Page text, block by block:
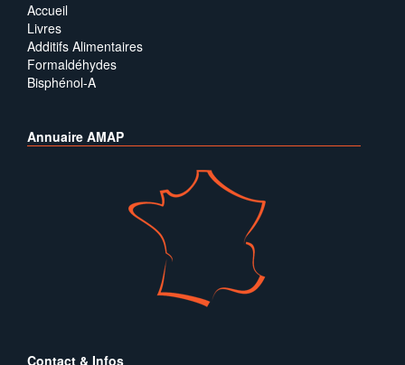
Accueil
Livres
Additifs Alimentaires
Formaldéhydes
Bisphénol-A
Annuaire AMAP
Contact & Infos